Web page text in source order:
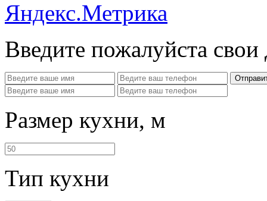
Введите пожалуйста
Размер кухни, м
Тип кухни